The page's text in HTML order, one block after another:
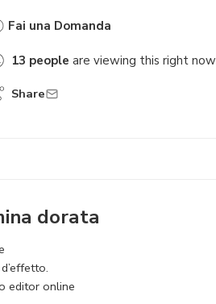
Fai una Domanda
13 people are viewing this right now
Share
dorata
editor online